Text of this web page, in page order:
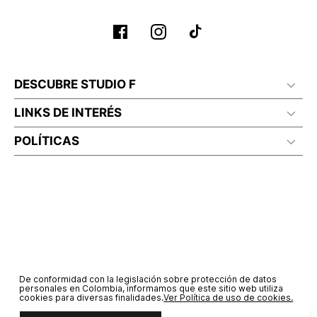
DESCUBRE STUDIO F
LINKS DE INTERÉS
POLÍTICAS
De conformidad con la legislación sobre protección de datos
personales en Colombia, informamos que este sitio web utiliza
cookies para diversas finalidades.Ver Política de uso de cookies.